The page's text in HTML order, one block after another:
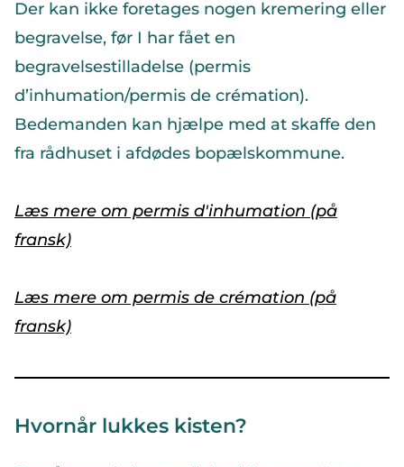
Der kan ikke foretages nogen kremering eller
begravelse, før I har fået en
begravelsestilladelse (permis
d’inhumation/permis de crémation).
Bedemanden kan hjælpe med at skaffe den
fra rådhuset i afdødes bopælskommune.
Læs mere om permis d'inhumation (på
fransk)
Læs mere om permis de crémation (på
fransk)
Hvornår lukkes kisten?